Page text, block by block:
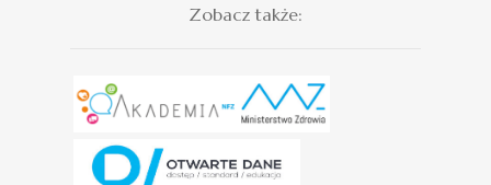
Zobacz także: